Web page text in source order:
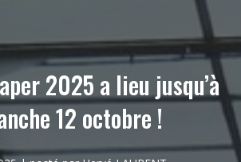
2025 a lieu jusqu’à
12 octobre !